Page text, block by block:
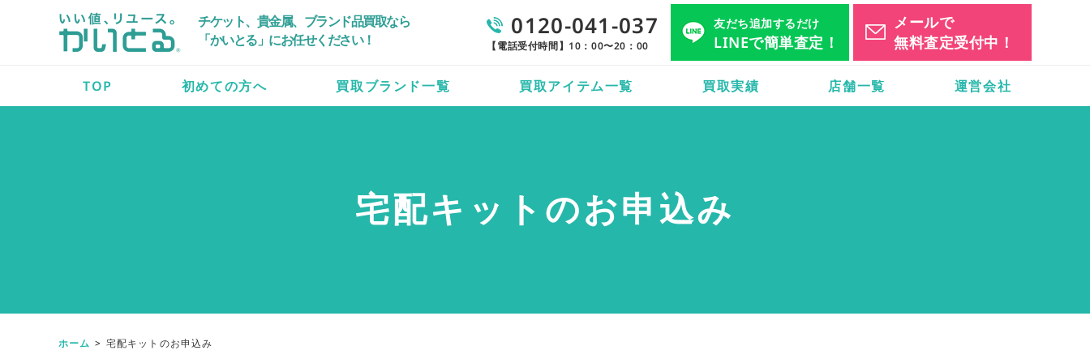
チケット、貴金属、ブランド品買取なら
「かいとる」にお任せください！
0120-041-037
【電話受付時間】10：00〜20：00
友だち追加するだけ
LINEで簡単査定！
メールで
無料査定受付中！
TOP 初めての方へ 買取ブランド一覧 買取アイテム一覧 買取実績 店舗一覧 運営会社
宅配キットのお申込み
ホーム 宅配キットのお申込み